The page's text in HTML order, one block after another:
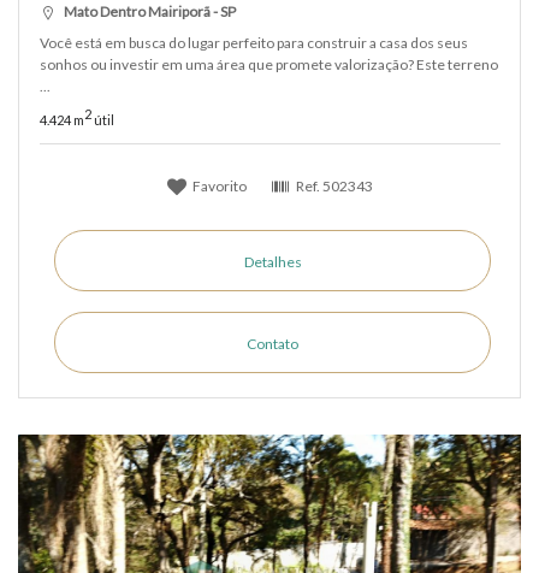
Mato Dentro Mairiporã - SP
Você está em busca do lugar perfeito para construir a casa dos seus
sonhos ou investir em uma área que promete valorização? Este terreno
...
4.424 m2 útil
Favorito Ref. 502343
Detalhes
Contato